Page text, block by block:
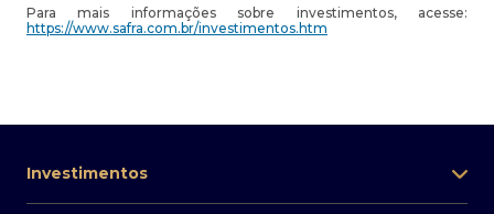
Para mais informações sobre investimentos, acesse:
https://www.safra.com.br/investimentos.htm
Investimentos